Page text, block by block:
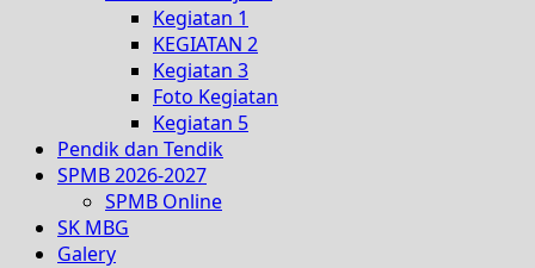
Kegiatan 1
KEGIATAN 2
Kegiatan 3
Foto Kegiatan
Kegiatan 5
Pendik dan Tendik
SPMB 2026-2027
SPMB Online
SK MBG
Galery